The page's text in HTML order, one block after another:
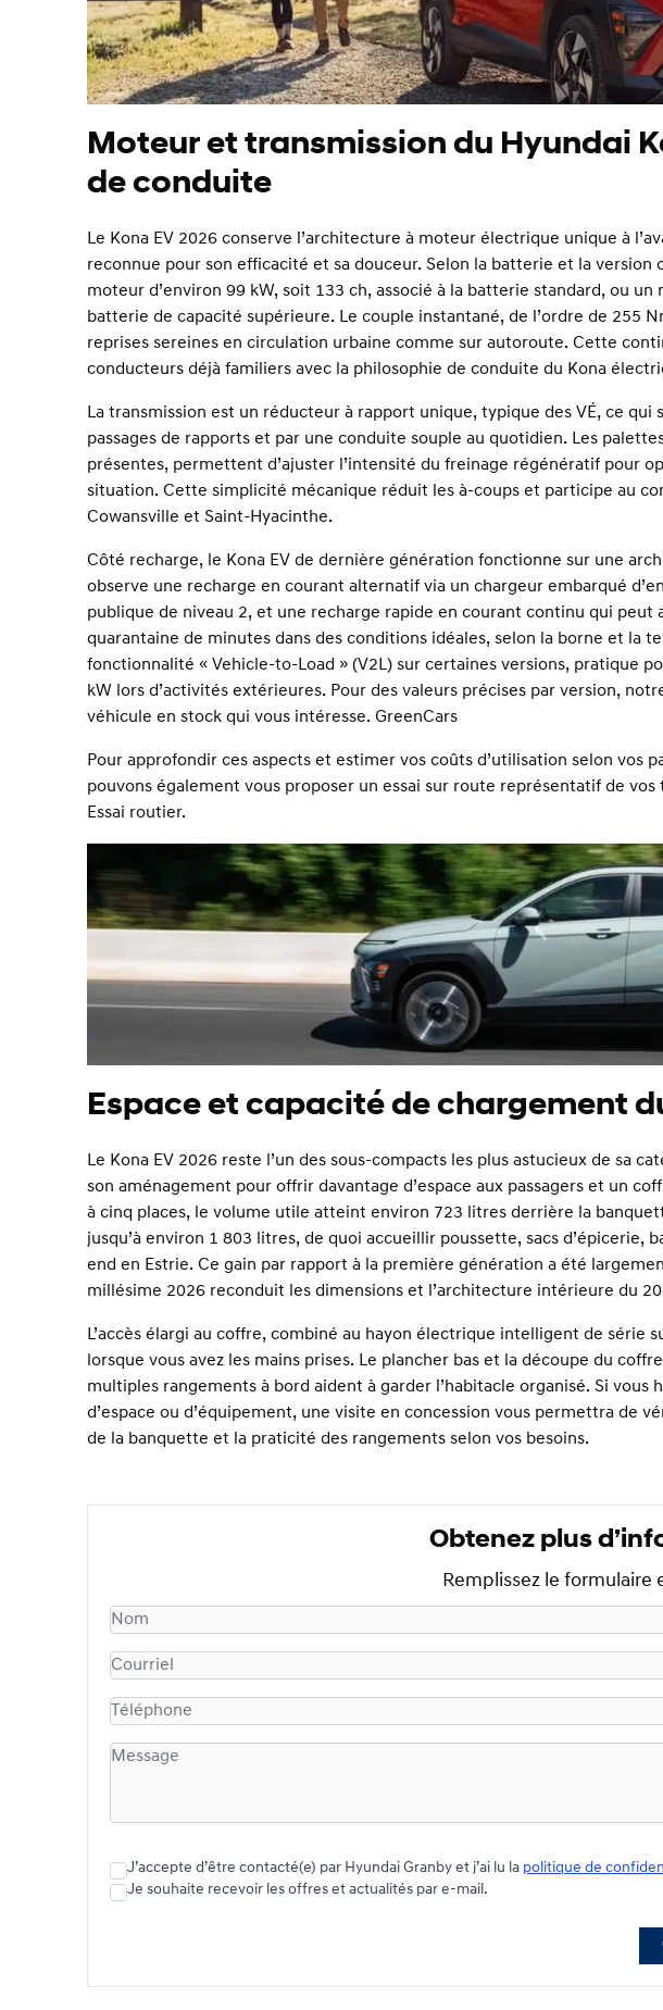
Moteur et transmission du Hyundai
de conduite
Le Kona EV 2026 conserve l’architecture à moteur électrique unique à
reconnue pour son efficacité et sa douceur. Selon la batterie et la
moteur d’environ 99 kW, soit 133 ch, associé à la batterie standard, ou
batterie de capacité supérieure. Le couple instantané, de l’ordre de 255
reprises sereines en circulation urbaine comme sur autoroute. Cette
conducteurs déjà familiers avec la philosophie de conduite du Kona
La transmission est un réducteur à rapport unique, typique des VÉ, ce
passages de rapports et par une conduite souple au quotidien. Les
présentes, permettent d’ajuster l’intensité du freinage régénératif pour
situation. Cette simplicité mécanique réduit les à-coups et participe au
Cowansville et Saint-Hyacinthe.
Côté recharge, le Kona EV de dernière génération fonctionne sur une
observe une recharge en courant alternatif via un chargeur embarqué
publique de niveau 2, et une recharge rapide en courant continu qui peut
quarantaine de minutes dans des conditions idéales, selon la borne et la
fonctionnalité « Vehicle-to-Load » (V2L) sur certaines versions, pratique
kW lors d’activités extérieures. Pour des valeurs précises par version,
véhicule en stock qui vous intéresse. GreenCars
Pour approfondir ces aspects et estimer vos coûts d’utilisation selon vos
pouvons également vous proposer un essai sur route représentatif de
Essai routier.
Espace et capacité de chargement
Le Kona EV 2026 reste l’un des sous-compacts les plus astucieux de sa
son aménagement pour offrir davantage d’espace aux passagers et un
à cinq places, le volume utile atteint environ 723 litres derrière la
jusqu’à environ 1 803 litres, de quoi accueillir poussette, sacs d’épicerie,
end en Estrie. Ce gain par rapport à la première génération a été
millésime 2026 reconduit les dimensions et l’architecture intérieure du
L’accès élargi au coffre, combiné au hayon électrique intelligent de série
lorsque vous avez les mains prises. Le plancher bas et la découpe du
multiples rangements à bord aident à garder l’habitacle organisé. Si vous
d’espace ou d’équipement, une visite en concession vous permettra de
de la banquette et la praticité des rangements selon vos besoins.
Obtenez plus
Remplissez le formulaire
J’accepte d’être contacté(e) par Hyundai Granby et j’ai lu la politique de
Je souhaite recevoir les offres et actualités par e-mail.